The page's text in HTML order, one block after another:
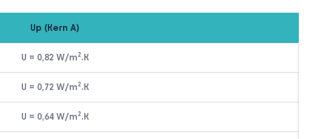
Up (Kern A)
U = 0,82 W/m2.K
U = 0,72 W/m2.K
U = 0,64 W/m2.K